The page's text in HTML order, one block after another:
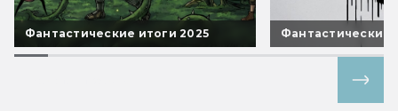
Фантастические итоги 2025 Фантастические